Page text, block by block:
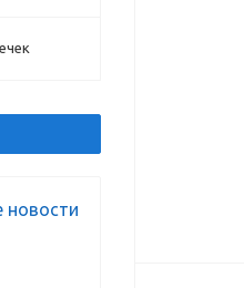
новости